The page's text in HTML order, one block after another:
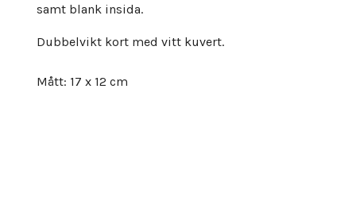
samt blank insida.
Dubbelvikt kort med vitt kuvert.
Mått: 17 x 12 cm